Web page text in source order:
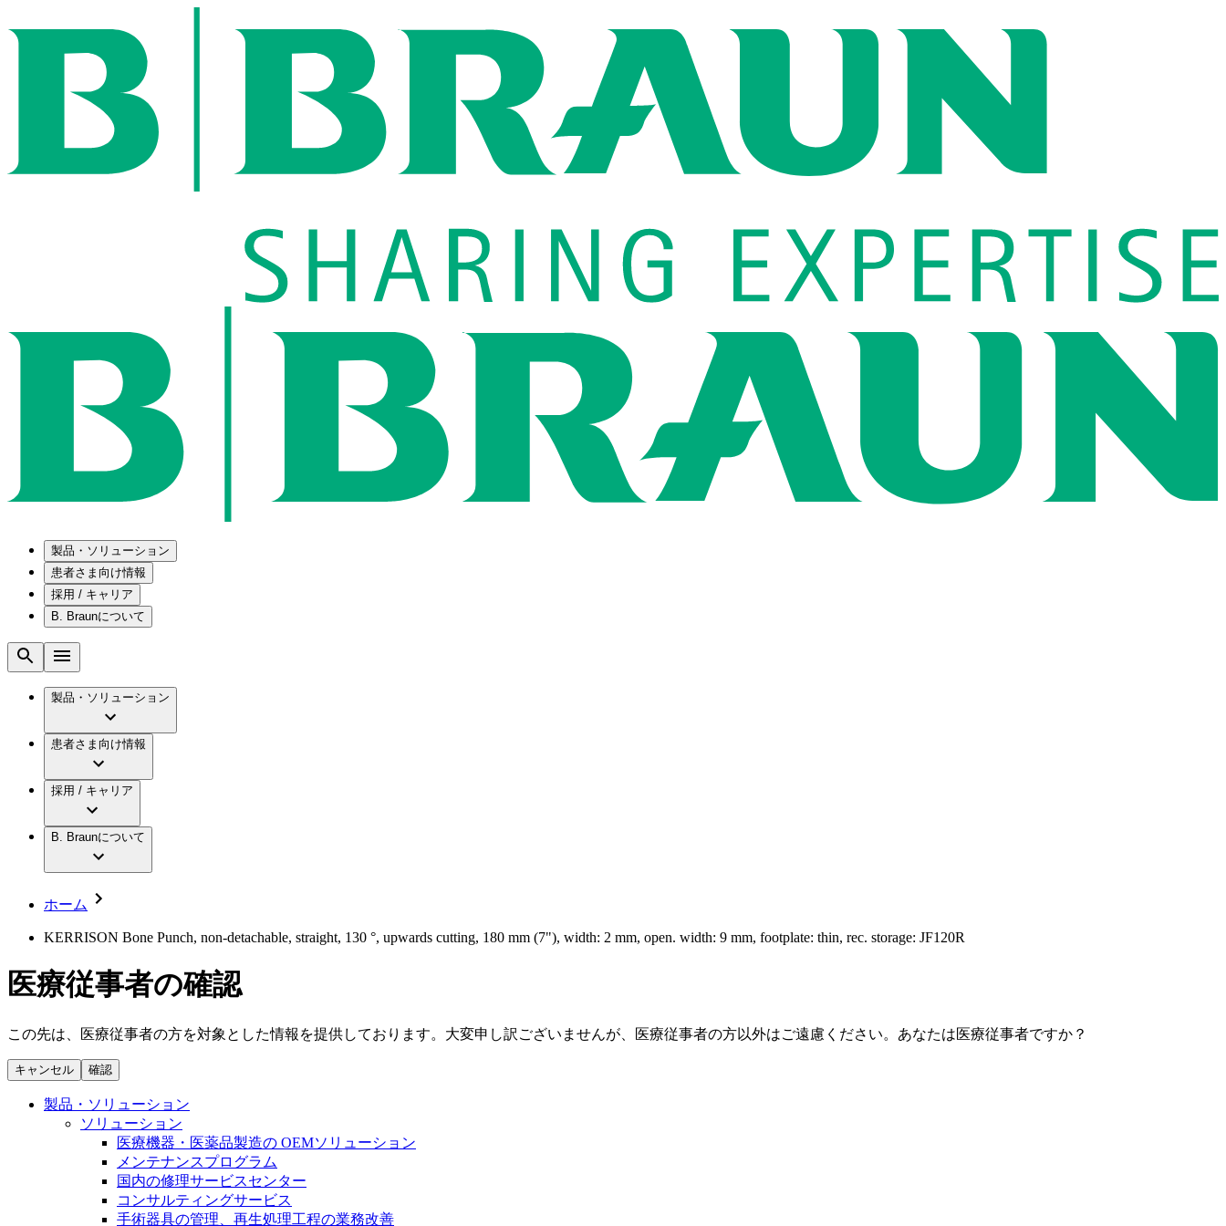
製品・ソリューション
ソリューション
国内の修理サービスセンター
コンサルティングサービス
製品・診療領域
コンチネンスケア
輸液療法
脳神経外科
手術用鋼製器具と滅菌コンテナーシステム
パワーシステム
縫合糸 / 皮膚用接着剤
血管内塞栓術
ソリューション
患者さま向け情報
腰椎椎間板ヘルニアについて
水頭症について
慢性創傷の治癒
アクトリーン ハイライト カテ
アクトリーン ハイライト セット
疾患・症状
採用 / キャリア
ビー・ブラウンエースクラップ株式会社の採用情報
グローバル（B. Braunグループ）の採用情報
グローバル（B. Braunグループ）の会社概要
キャリア（B. Braunで働くということ）
グローバルの社員ストーリー
採用情報
B. Braunについて
ビジョンとバリュー
ブランド
エースクラップアカデミー
私たちの責任
サステナビリティ
お問合せフォーム
取材・撮影のお申込み
ニューススペース
会社
私たちの責任
製品・ソリューション
患者さま向け情報
採用 / キャリア
B. Braunについて
ホーム
KERRISON Bone Punch, non-detachable, straight, 130 °, upwards cutting, 180 mm (7"), width: 2 mm, open. width: 9 mm, footplate: thin, rec. storage: JF120R
医療従事者の確認
この先は、医療従事者の方を対象とした情報を提供しております。大変申し訳ございませんが、医療従事者の方以外はご遠慮ください。あなたは医療従事者ですか？
キャンセル 確認
製品・ソリューション
ソリューション
医療機器・医薬品製造の OEMソリューション
メンテナンスプログラム
国内の修理サービスセンター
コンサルティングサービス
手術器具の管理、再生処理工程の業務改善